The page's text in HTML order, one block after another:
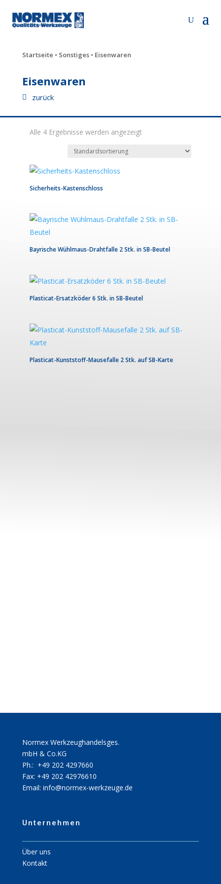
Startseite • Sonstiges• Eisenwaren
Eisenwaren
zurück
Alle 4 Ergebnisse werden angezeigt
Sicherheits-Kastenschloss
Bayrische Wühlmaus-Drahtfalle 2 Stk. in SB-Beutel
Plasticat-Ersatzköder 6 Stk. in SB-Beutel
Plasticat-Kunststoff-Mausefalle 2 Stk. auf SB-Karte
Normex Werkzeughandelsges.
mbH & Co.KG
Ph.: +49 202 4297660
Fax: +49 202 42976610
Email: info@normex-werkzeuge.de
Unternehmen
Über uns
Kontakt